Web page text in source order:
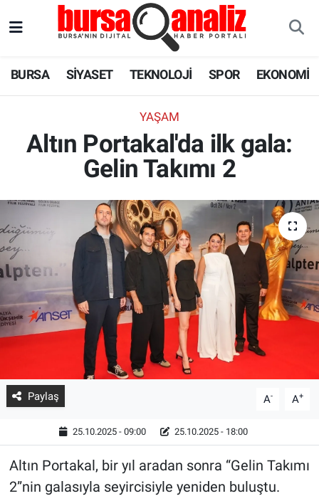
BURSA SİYASET TEKNOLOJİ SPOR EKONOMİ
YAŞAM
Altın Portakal'da ilk gala:
Gelin Takımı 2
Paylaş A- A+
25.10.2025 - 09:00 25.10.2025 - 18:00
Altın Portakal, bir yıl aradan sonra “Gelin Takımı
2”nin galasıyla seyircisiyle yeniden buluştu.
EKONOMİ
SAĞLIK
ASTROLOJİ
BLOG
Süper Lig Puan Durumu ve Fikstür
Tüm Manşetler
Son Dakika Haberleri
Haber Arşivi